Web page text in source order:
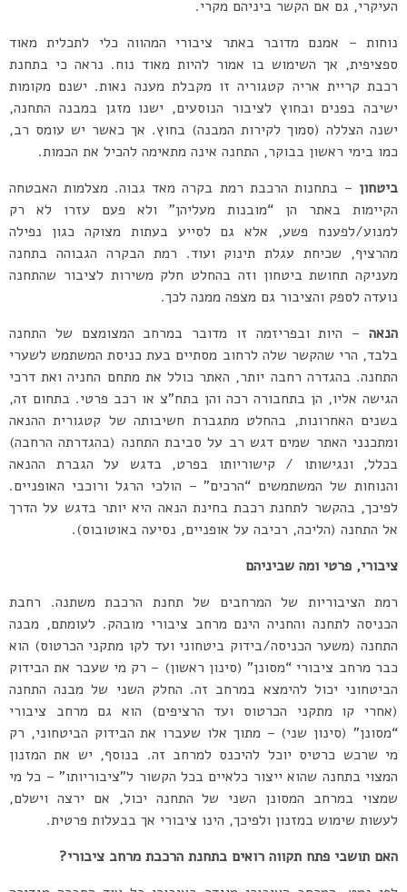
העיקרי, גם אם הקשר ביניהם מקרי.
נוחות – אמנם מדובר באתר ציבורי המהווה כלי לתכלית מאוד
ספציפית, אך השימוש בו אמור להיות מאוד נוח. נראה כי בתחנת
רכבת קריית אריה קטגוריה זו מקבלת מענה נאות. ישנם מקומות
ישיבה בפנים ובחוץ לציבור הנוסעים, ישנו מזגן במבנה התחנה,
ישנה הצללה (סמוך לקירות המבנה) בחוץ. אך כאשר יש עומס רב,
כמו בימי ראשון בבוקר, התחנה אינה מתאימה להכיל את הכמות.
ביטחון – בתחנות הרכבת רמת בקרה מאד גבוה. מצלמות האבטחה
הקיימות באתר הן “מובנות מעליהן” ולא פעם עזרו לא רק
למנוע/לפענח פשע, אלא גם לסייע בעתות מצוקה כגון נפילה
מהרציף, שכיחת עגלת תינוק ועוד. רמת הבקרה הגבוהה בתחנה
מעניקה תחושת ביטחון וזה בהחלט חלק משירות לציבור שהתחנה
נועדה לספק והציבור גם מצפה ממנה לכך.
הנאה – היות ובפריזמה זו מדובר במרחב המצומצם של התחנה
בלבד, הרי שהקשר שלה לרחוב מסתיים בעת כניסת המשתמש לשערי
התחנה. בהגדרה רחבה יותר, האתר כולל את מתחם החניה ואת דרכי
הגישה אליו, הן בתחבורה רכה והן בתח”צ או רכב פרטי. בתחום זה,
בשנים האחרונות, בהחלט מתגברת חשיבותה של קטגורית ההנאה
ומתכנני האתר שמים דגש רב על סביבת התחנה (בהגדרתה הרחבה)
בכלל, ונגישותו / קישוריותו בפרט, בדגש על הגברת ההנאה
והנוחות של המשתמשים “הרכים” – הולכי הרגל ורוכבי האופניים.
לפיכך, בהקשר לתחנת רכבת בחינת הנאה היא יותר בדגש על הדרך
אל התחנה (הליכה, רכיבה על אופניים, נסיעה באוטובוס).
ציבורי, פרטי ומה שביניהם
רמת הציבוריות של המרחבים של תחנת הרכבת משתנה. רחבת
הכניסה לתחנה והחניה הינם מרחב ציבורי מובהק. לעומתם, מבנה
התחנה (משער הכניסה/בידוק ביטחוני ועד לקו מתקני הכרטוס) הוא
כבר מרחב ציבורי “מסונן” (סינון ראשון) – רק מי שעבר את הבידוק
הביטחוני יכול להימצא במרחב זה. החלק השני של מבנה התחנה
(אחרי קו מתקני הכרטוס ועד הרציפים) הוא גם מרחב ציבורי
“מסונן” (סינון שני) – מתוך אלו שעברו את הבידוק הביטחוני, רק
מי שרכש כרטיס יוכל להיכנס למרחב זה. בנוסף, יש את המזנון
המצוי בתחנה שהוא ייצור כלאיים בכל הקשור ל”ציבוריותו” – כל מי
שמצוי במרחב המסונן השני של התחנה יכול, אם ירצה וישלם,
לעשות שימוש במזנון ולפיכך, הינו ציבורי אך בבעלות פרטית.
האם תושבי פתח תקווה רואים בתחנת הרכבת מרחב ציבורי?